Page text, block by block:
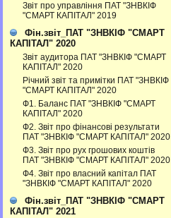
Звіт про управління ПАТ "ЗНВКІФ
"СМАРТ КАПІТАЛ" 2019
Фін.звіт_ПАТ "ЗНВКІФ "СМАРТ
КАПІТАЛ" 2020
Звіт аудитора ПАТ "ЗНВКІФ "СМАРТ
КАПІТАЛ" 2020
Річний звіт та примітки ПАТ "ЗНВКІФ
"СМАРТ КАПІТАЛ" 2020
Ф1. Баланс ПАТ "ЗНВКІФ "СМАРТ
КАПІТАЛ" 2020
Ф2. Звіт про фінансові результати
ПАТ "ЗНВКІФ "СМАРТ КАПІТАЛ" 2020
Ф3. Звiт про рух грошових коштiв
ПАТ "ЗНВКІФ "СМАРТ КАПІТАЛ" 2020
Ф4. Звіт про власний капітал ПАТ
"ЗНВКІФ "СМАРТ КАПІТАЛ" 2020
Фін.звіт_ПАТ "ЗНВКІФ "СМАРТ
КАПІТАЛ" 2021